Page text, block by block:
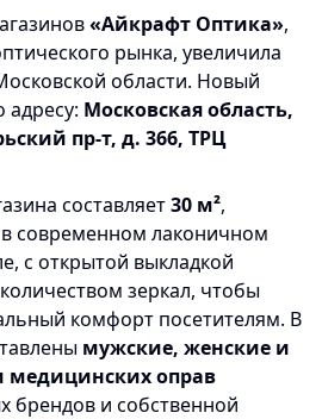
«Айкрафт Оптика»,
рынка, увеличила
области. Новый
адресу: Московская область,
пр-т, д. 366, ТРЦ
составляет30 м²,
современном лаконичном
с открытой выкладкой
зеркал, чтобы
комфорт посетителям. В
мужские, женские и
медицинских оправ
брендов и собственной